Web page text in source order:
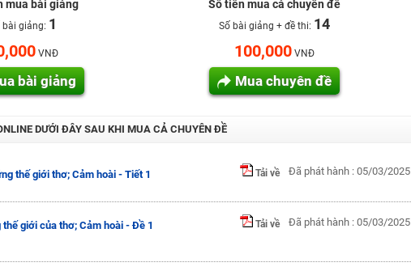
mua bài giảng
bài giảng: 1
VNĐ
bài giảng
Số tiền mua cả chuyên đề
Số bài giảng + đề thi: 14
100,000 VNĐ
Mua chuyên đề
DƯỚI ĐÂY SAU KHI MUA CẢ CHUYÊN ĐỀ
thế giới thơ; Cảm hoài - Tiết 1 Tải về Đã phát hành : 05/03/2025
giới của thơ; Cảm hoài - Đề 1 Tải về Đã phát hành : 05/03/2025